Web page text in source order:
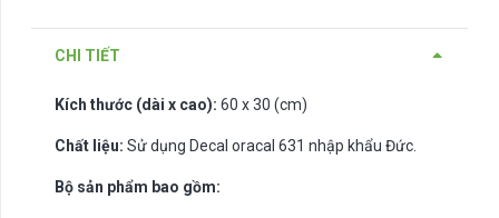
CHI TIẾT
Kích thước (dài x cao): 60 x 30 (cm)
Chất liệu: Sử dụng Decal oracal 631 nhập khẩu Đức.
Bộ sản phẩm bao gồm: